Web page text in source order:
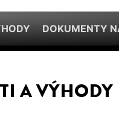
DOKUMENTY
A VÝHODY